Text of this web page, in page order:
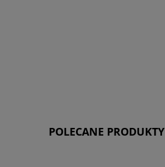
POLECANE PRODUKTY